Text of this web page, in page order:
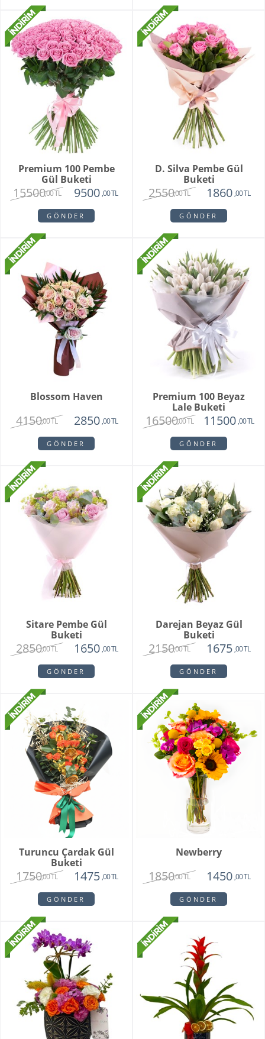
Premium 100 Pembe
Gül Buketi
15500,00 TL 9500 ,00 TL
GÖNDER
D. Silva Pembe Gül
Buketi
2550,00 TL 1860 ,00 TL
GÖNDER
Blossom Haven
4150,00 TL 2850 ,00 TL
GÖNDER
Premium 100 Beyaz
Lale Buketi
16500,00 TL 11500 ,00 TL
GÖNDER
Sitare Pembe Gül
Buketi
2850,00 TL 1650 ,00 TL
GÖNDER
Darejan Beyaz Gül
Buketi
2150,00 TL 1675 ,00 TL
GÖNDER
Turuncu Çardak Gül
Buketi
1750,00 TL 1475 ,00 TL
GÖNDER
Newberry
1850,00 TL 1450 ,00 TL
GÖNDER